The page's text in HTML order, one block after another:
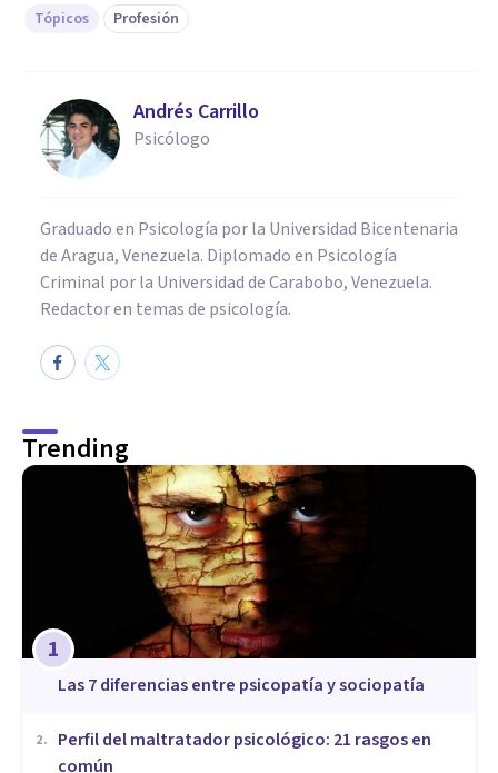
Tópicos Profesión
Andrés Carrillo
Psicólogo
Graduado en Psicología por la Universidad Bicentenaria
de Aragua, Venezuela. Diplomado en Psicología
Criminal por la Universidad de Carabobo, Venezuela.
Redactor en temas de psicología.
Trending
1
Las 7 diferencias entre psicopatía y sociopatía
2.
​Perfil del maltratador psicológico: 21 rasgos en
común